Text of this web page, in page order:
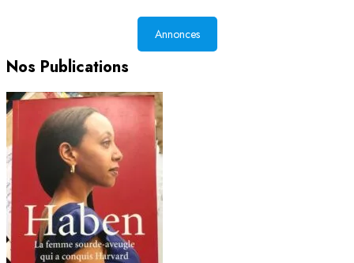
Annonces
Nos Publications